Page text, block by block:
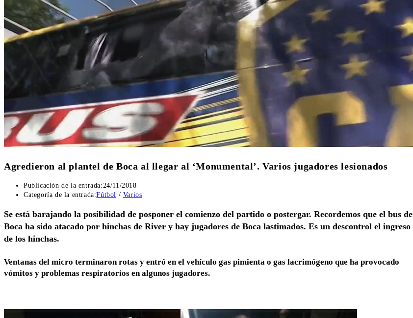
Agredieron al plantel de Boca al llegar al ‘Monumental’. Varios jugadores lesionados
Publicación de la entrada:24/11/2018
Categoría de la entrada:Fútbol / Varios
Se está barajando la posibilidad de posponer el comienzo del partido o postergar. Recordemos que el bus de
Boca ha sido atacado por hinchas de River y hay jugadores de Boca lastimados. Es un descontrol el ingreso
de los hinchas.
Ventanas del micro terminaron rotas y entró en el vehículo gas pimienta o gas lacrimógeno que ha provocado
vómitos y problemas respiratorios en algunos jugadores.